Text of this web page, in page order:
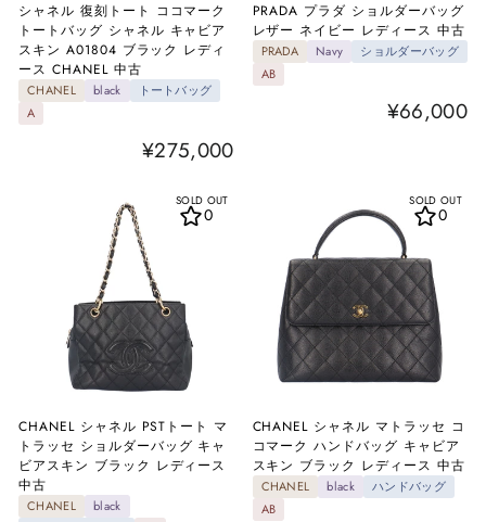
シャネル 復刻トート ココマーク
トートバッグ シャネル キャビア
スキン A01804 ブラック レディ
ース CHANEL 中古
CHANEL black
トートバッグ
A
¥275,000
PRADA プラダ ショルダーバッグ
レザー ネイビー レディース 中古
PRADA Navy
ショルダーバッグ
AB
¥66,000
SOLD OUT
CHANEL シャネル PSTトート マ
トラッセ ショルダーバッグ キャ
ビアスキン ブラック レディース
中古
CHANEL
black
0
SOLD OUT
CHANEL シャネル マトラッセ コ
コマーク ハンドバッグ キャビア
スキン ブラック レディース 中古
CHANEL black
ハンドバッグ
AB
0